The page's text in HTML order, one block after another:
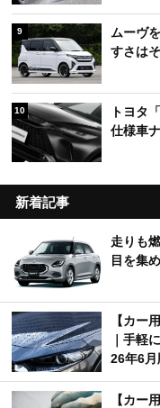
9
ムーヴ
すさは
10
トヨタ
仕様車
新着記事
走りも
目を集
【カー
｜手軽
26年6月
【カー